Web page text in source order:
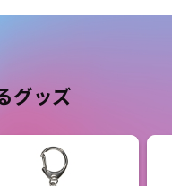
グッズ